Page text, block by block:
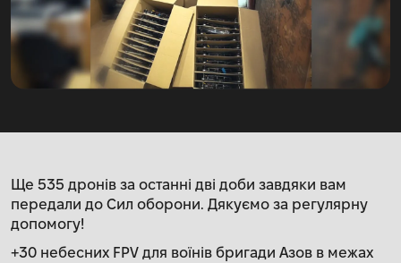
Ще 535 дронів за останні дві доби завдяки вам
передали до Сил оборони. Дякуємо за регулярну
допомогу!
+30 небесних FPV для воїнів бригади Азов в межах